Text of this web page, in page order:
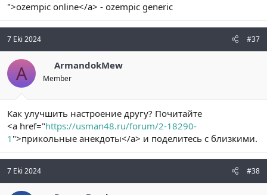
">ozempic online</a> - ozempic generic
7 Eki 2024 #37
A ArmandokMew
Member
Как улучшить настроение другу? Почитайте
<a href="https://usman48.ru/forum/2-18290-
1 ">прикольные анекдоты</a> и поделитесь с близкими.
7 Eki 2024 #38